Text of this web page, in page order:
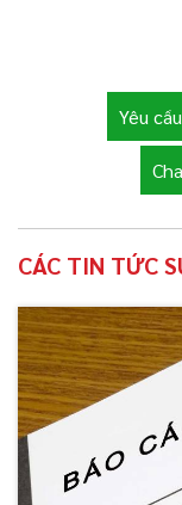
Yêu
CÁC TIN TỨC